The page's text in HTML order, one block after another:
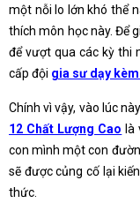
một nỗi lo lớn khó thể
thích môn học này. Để
để vượt qua các kỳ thi
cấp đội gia sư dạy
Chính vì vậy, vào lúc
12 Chất Lượng Cao là
con mình một con
sẽ được củng cố lại
thức.